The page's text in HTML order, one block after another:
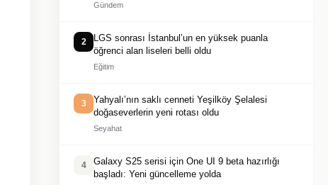
Gündem
2
LGS sonrası İstanbul’un en yüksek puanla
öğrenci alan liseleri belli oldu
Eğitim
3
Yahyalı’nın saklı cenneti Yeşilköy Şelalesi
doğaseverlerin yeni rotası oldu
Seyahat
4
Galaxy S25 serisi için One UI 9 beta hazırlığı
başladı: Yeni güncelleme yolda